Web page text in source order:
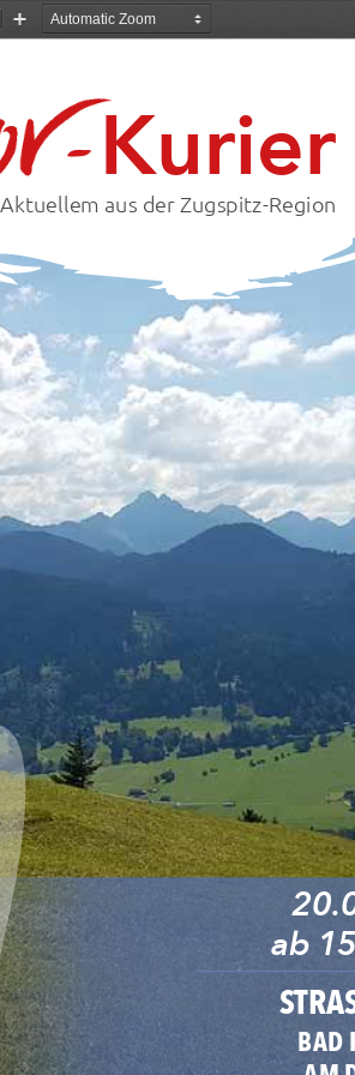
Zoom
aus der Zugspitz-Region
-Kurier
ab
BAD
AM